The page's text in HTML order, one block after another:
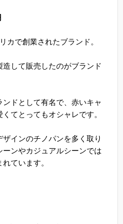
カで創業されたブランド。
して販売したのがブランド
ドとして有名で、赤いキャ
てとってもオシャレです。
インのチノパンを多く取り
ンやカジュアルシーンでは
ています。